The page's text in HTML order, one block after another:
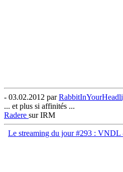
- 03.02.2012 par
... et plus si affinités ...
Radere sur IRM
Le streaming du jour #293 : VNDL